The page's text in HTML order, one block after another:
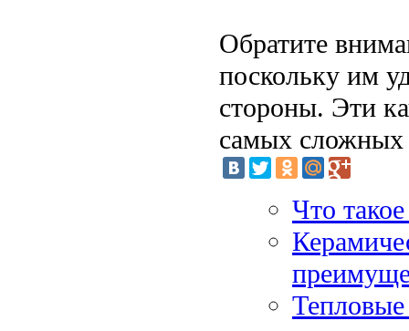
Обратите
поскольку им
стороны. Эти
самых сложных
Что